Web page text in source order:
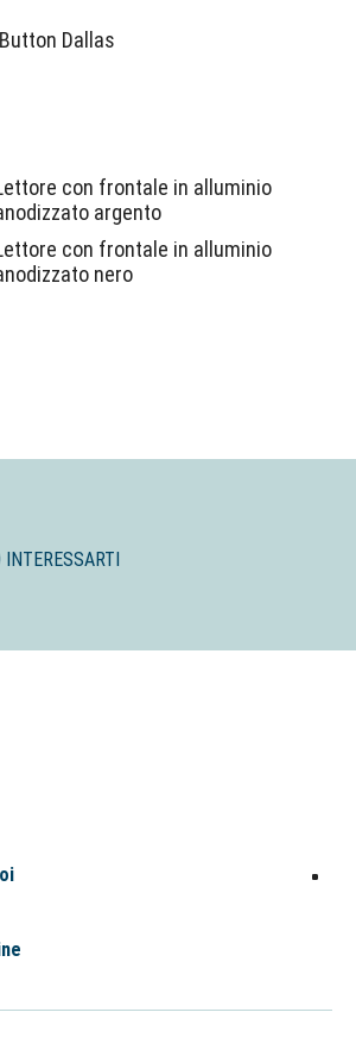
Dallas
con frontale in alluminio
argento
con frontale in alluminio
nero
INTERESSARTI